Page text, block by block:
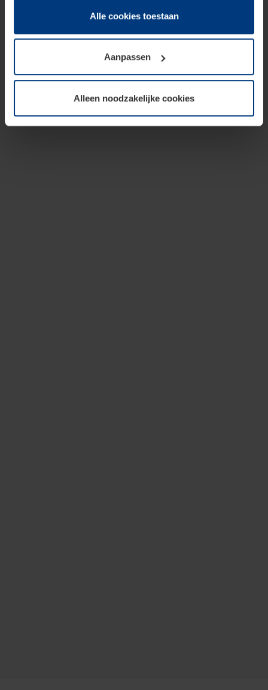
Juridisch hebben wij het recht om cookies op uw
van deze pagina's absoluut vereist is. Voor alle andere
soorten cookies is uw toestemming benodigd. Uw
toestemming kunt u op elk moment bij de uitleg van de
wijzigen of herroepen.
Alle cookies toestaan
Aanpassen
Alleen noodzakelijke cookies